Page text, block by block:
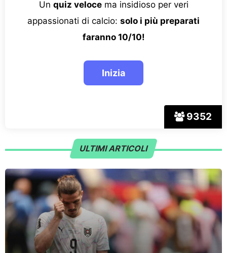
9352
Un quiz velocema insidioso per veri
appassionati di calcio: solo i più preparati
faranno 10/10!
ULTIMI ARTICOLI